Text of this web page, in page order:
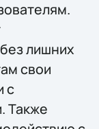
лишних
свои
с
Также